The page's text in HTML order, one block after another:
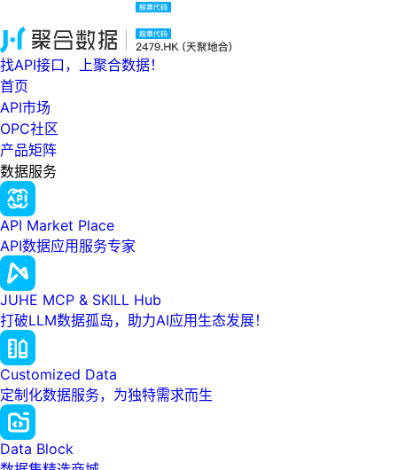
找API接口，上聚合数据！
首页
API市场
OPC社区
产品矩阵
数据服务
API Market Place
API数据应用服务专家
JUHE MCP & SKILL Hub
打破LLM数据孤岛，助力AI应用生态发展！
Customized Data
定制化数据服务，为独特需求而生
Data Block